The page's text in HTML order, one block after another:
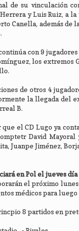
de su vinculación
y Luis Ruiz, a
Canella, además
con 9
los extremos
de otros 4
la llegada del
B.
que el CD Lugo ya
David Mayoral
Juanpe Jiménez,
en Pol el jueves
el próximo
médicos para
8 partidos en